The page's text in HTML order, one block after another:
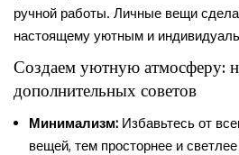
ручной работы. Личные вещи
настоящему уютным и
Создаем уютную атмосферу:
дополнительных советов
Минимализм: Избавьтесь от
вещей, тем просторнее и